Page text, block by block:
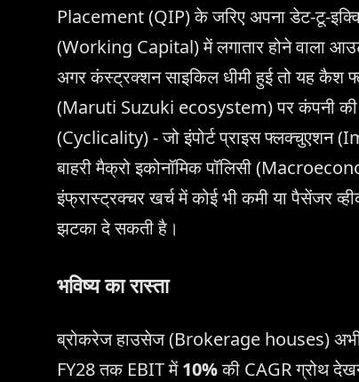
Placement (QIP) के जरिए अपना डेट-टू-
(Working Capital) में लगातार होने वाला
अगर कंस्ट्रक्शन साइकिल धीमी हुई तो यह कैश
(Maruti Suzuki ecosystem) पर कंपनी की
(Cyclicality) - जो इंपोर्ट प्राइस फ्लक्चुएशन
बाहरी मैक्रो इकोनॉमिक पॉलिसी
इंफ्रास्ट्रक्चर खर्च में कोई भी कमी या पैसेंजर
झटका दे सकती है।
भविष्य का रास्ता
ब्रोकरेज हाउसेज (Brokerage houses) अभी
FY28 तक EBIT में10%की CAGR ग्रोथ